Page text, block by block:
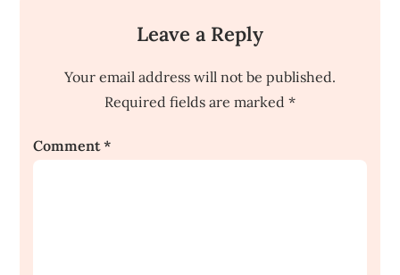
Leave a Reply
Your email address will not be published.
Required fields are marked *
Comment*